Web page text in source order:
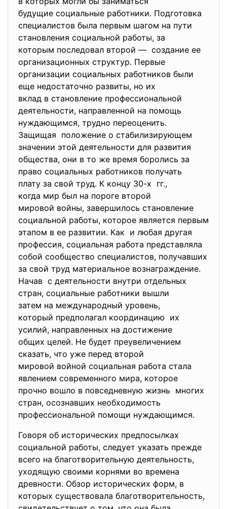
будущие социальные работники. Подготовка
специалистов была первым шагом на пути
становления социальной работы, за
которым последовал второй — создание ее
организационных структур. Первые
организации социальных работников были
еще недостаточно развиты, но их
вклад в становление профессиональной
деятельности, направленной на помощь
нуждающимся, трудно переоценить.
Защищая положение о стабилизирующем
значении этой деятельности для развития
общества, они в то же время боролись за
право социальных работников получать
плату за свой труд. К концу 30-х гг.,
когда мир был на пороге второй
мировой войны, завершилось становление
социальной работы, которое является первым
этапом в ее развитии. Как и любая другая
профессия, социальная работа представляла
собой сообщество специалистов, получавших
за свой труд материальное вознаграждение.
Начав с деятельности внутри отдельных
стран, социальные работники вышли
затем на международный уровень,
который предполагал координацию их
усилий, направленных на достижение
общих целей. Не будет преувеличением
сказать, что уже перед второй
мировой войной социальная работа стала
явлением современного мира, которое
прочно вошло в повседневную жизнь многих
стран, осознавших необходимость
профессиональной помощи нуждающимся.
Говоря об исторических предпосылках
социальной работы, следует указать прежде
всего на благотворительную деятельность,
уходящую своими корнями во времена
древности. Обзор исторических форм, в
которых существовала благотворительность,